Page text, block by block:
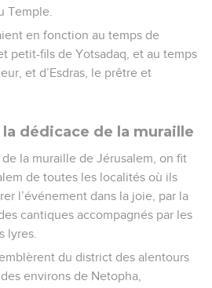
Temple.
en fonction au temps de
petit-fils de Yotsadaq, et au temps
et d’Esdras, le prêtre et
dédicace de la muraille
de la muraille de Jérusalem, on fit
de toutes les localités où ils
l’événement dans la joie, par la
cantiques accompagnés par les
lyres.
du district des alentours
environs de Netopha,